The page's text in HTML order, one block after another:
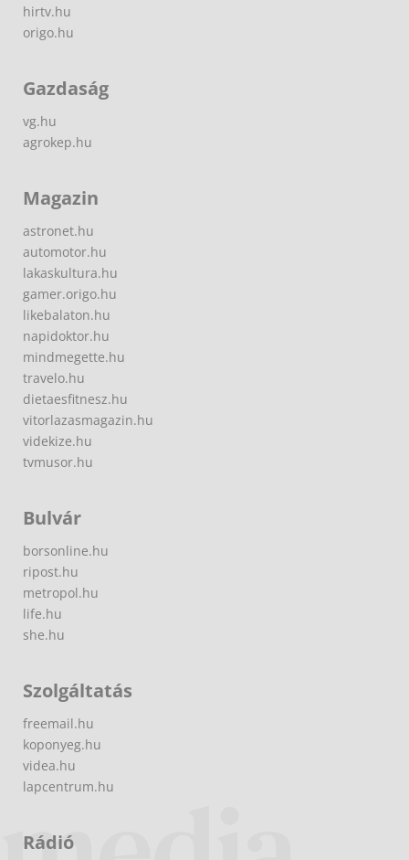
hirtv.hu
origo.hu
Gazdaság
vg.hu
agrokep.hu
Magazin
astronet.hu
automotor.hu
lakaskultura.hu
gamer.origo.hu
likebalaton.hu
napidoktor.hu
mindmegette.hu
travelo.hu
dietaesfitnesz.hu
vitorlazasmagazin.hu
videkize.hu
tvmusor.hu
Bulvár
borsonline.hu
ripost.hu
metropol.hu
life.hu
she.hu
Szolgáltatás
freemail.hu
koponyeg.hu
videa.hu
lapcentrum.hu
Rádió